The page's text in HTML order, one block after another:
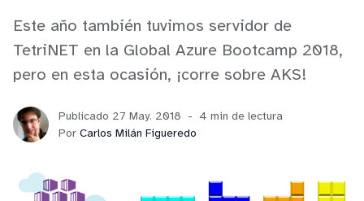
Este año también tuvimos servidor de
TetriNET en la Global Azure Bootcamp 2018,
pero en esta ocasión, ¡corre sobre AKS!
Publicado 27 May. 2018
4 min de lectura
Por Carlos Milán Figueredo